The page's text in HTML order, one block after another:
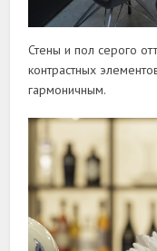
Стены и пол серого
контрастных
гармоничным.